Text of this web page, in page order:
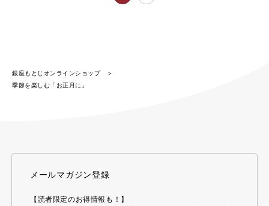
銀座もとじオンラインショップ
季節を楽しむ「お正月に」
メールマガジン登録
【読者限定のお得情報も！】